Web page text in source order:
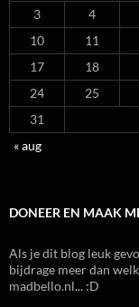
3
4
10
11
17
18
24
25
31
« aug
DONEER EN MAAK
Als je dit blog leuk
bijdrage meer dan
madbello.nl... :D